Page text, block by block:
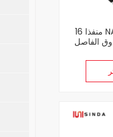
16 منفذا NAP CTO الألياف
الفاصل